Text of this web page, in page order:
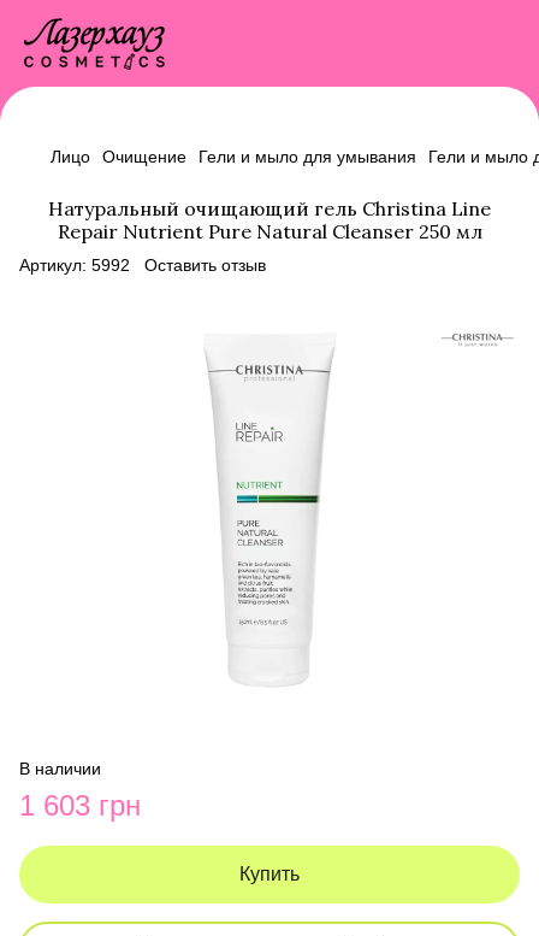
Лицо Очищение Гели и мыло для умывания Гели и мыло
Натуральный очищающий гель Christina Line
Repair Nutrient Pure Natural Cleanser 250 мл
Артикул: 5992 Оставить отзыв
В наличии
1 603 грн
Купить